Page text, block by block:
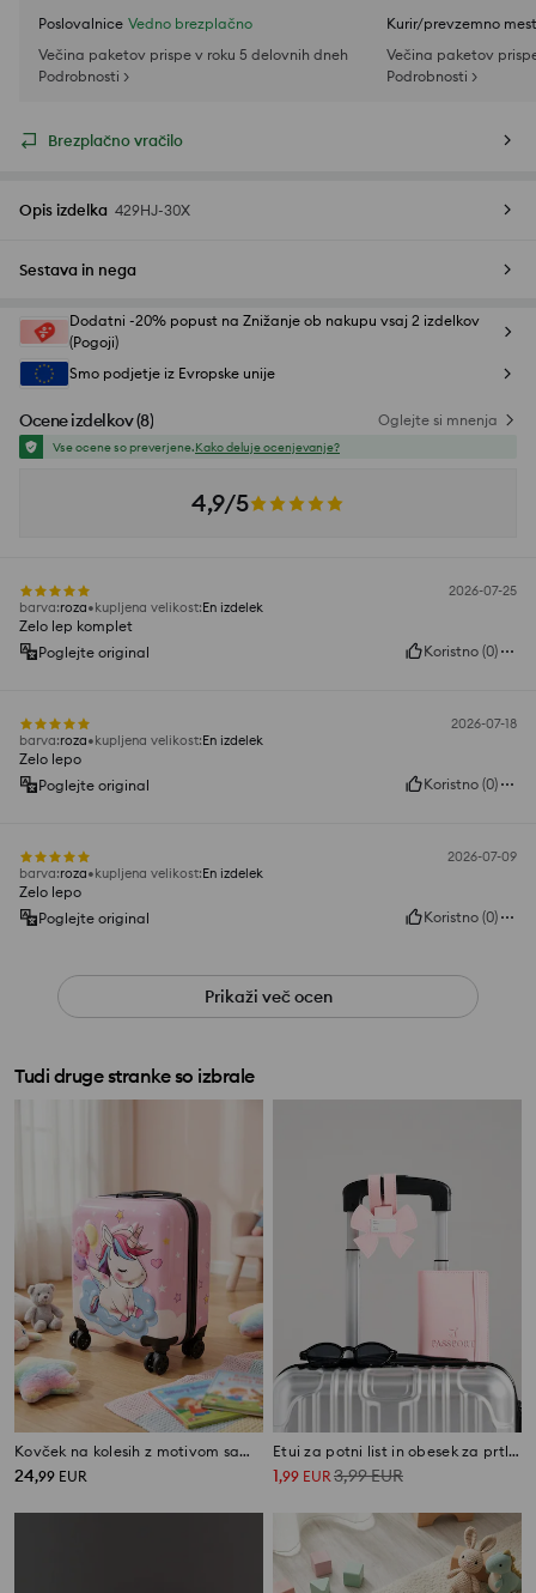
Poslovalnice Vedno brezplačno
Večina paketov prispe v roku 5 delovnih dneh
Podrobnosti >
Kurir/prevzemno
Večina paketov
Podrobnosti >
Brezplačno vračilo
Opis izdelka 429HJ-30X
Sestava in nega
Dodatni -20% popust na Znižanje ob nakupu vsaj 2 izdelkov
(Pogoji)
Smo podjetje iz Evropske unije
Ocene izdelkov(8) Oglejte si mnenja
Vse ocene so preverjene.Kako deluje ocenjevanje?
4,9/5
2026-07-25
barva:roza kupljena velikost:En izdelek
Zelo lep komplet
Poglejte original
Koristno (0)
2026-07-18
barva:roza kupljena velikost:En izdelek
Zelo lepo
Poglejte original
Koristno (0)
2026-07-09
barva:roza kupljena velikost:En izdelek
Zelo lepo
Poglejte original
Koristno (0)
Prikaži več ocen
Tudi druge stranke so izbrale
Kovček na kolesih z motivom samoroga
24,99 EUR
Etui za potni list in obesek za prtljago z motivom pentlje
1,99 EUR3,99EUR